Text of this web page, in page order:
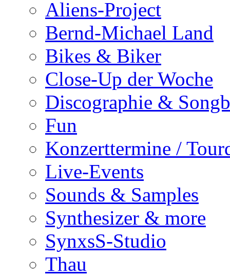
Aliens-Project
Bernd-Michael Land
Bikes & Biker
Close-Up der Woche
Discographie &
Fun
Konzerttermine /
Live-Events
Sounds & Samples
Synthesizer & more
SynxsS-Studio
Thau